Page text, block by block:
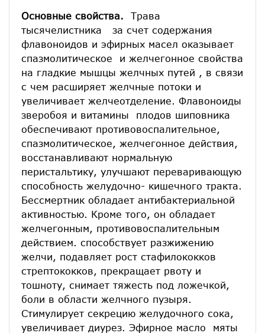
Основные свойства. Трава
тысячелистника за счет содержания
флавоноидов и эфирных масел оказывает
спазмолитическое и желчегонное свойства
на гладкие мышцы желчных путей , в связи
с чем расширяет желчные потоки и
увеличивает желчеотделение. Флавоноиды
зверобоя и витамины плодов шиповника
обеспечивают противовоспалительное,
спазмолитическое, желчегонное действия,
восстанавливают нормальную
перистальтику, улучшают переваривающую
способность желудочно- кишечного тракта.
Бессмертник обладает антибактериальной
активностью. Кроме того, он обладает
желчегонным, противовоспалительным
действием. способствует разжижению
желчи, подавляет рост стафилококков
стрептококков, прекращает рвоту и
тошноту, снимает тяжесть под ложечкой,
боли в области желчного пузыря.
Стимулирует секрецию желудочного сока,
увеличивает диурез. Эфирное масло мяты